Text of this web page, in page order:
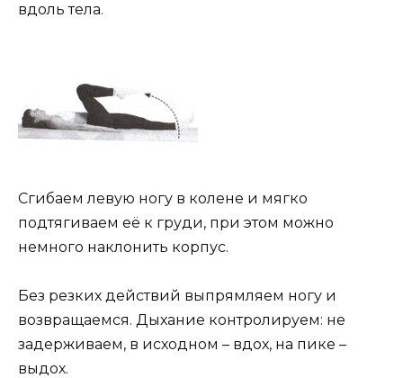
вдоль тела.
Сгибаем левую ногу в колене и мягко
подтягиваем её к груди, при этом можно
немного наклонить корпус.
Без резких действий выпрямляем ногу и
возвращаемся. Дыхание контролируем: не
задерживаем, в исходном – вдох, на пике –
выдох.